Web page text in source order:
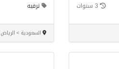
3 سنوات ترفيه
السعودية > الرياض